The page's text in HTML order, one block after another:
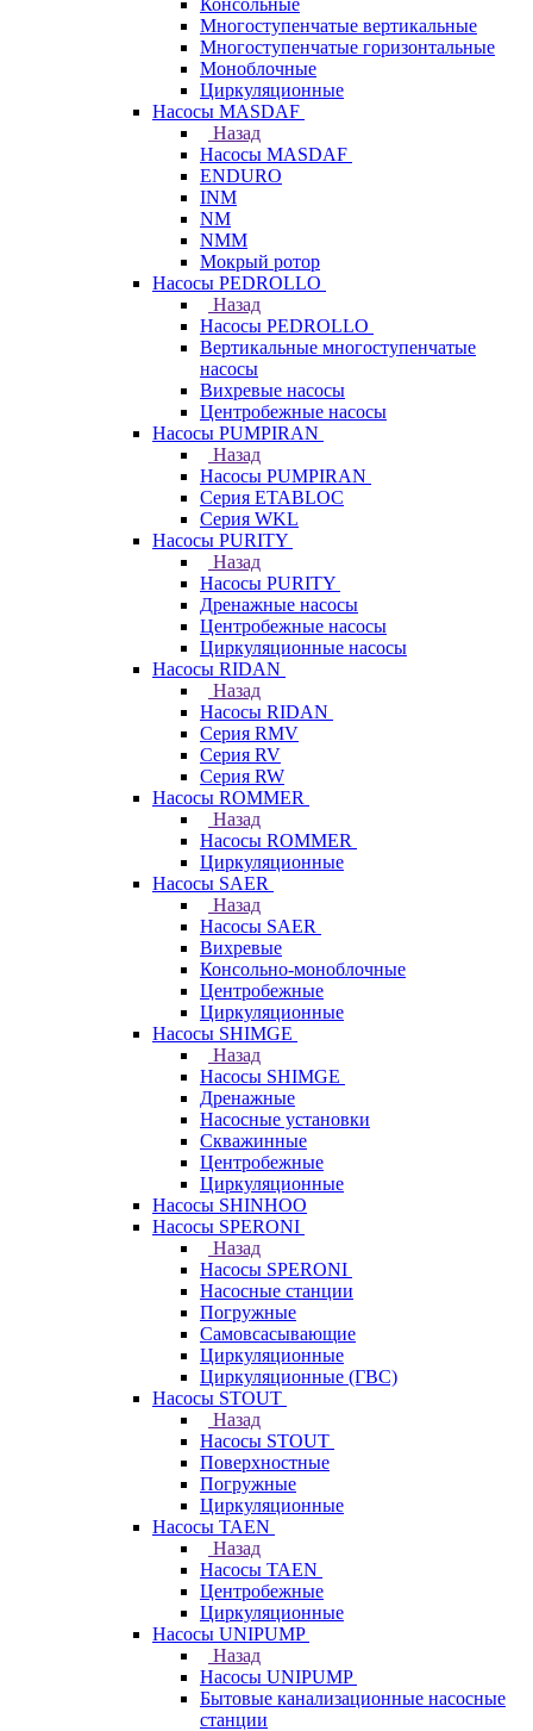
Консольные
Многоступенчатые вертикальные
Многоступенчатые горизонтальные
Моноблочные
Циркуляционные
Насосы MASDAF
Назад
Насосы MASDAF
ENDURO
INM
NM
NMM
Мокрый ротор
Насосы PEDROLLO
Назад
Насосы PEDROLLO
Вертикальные многоступенчатые
насосы
Вихревые насосы
Центробежные насосы
Насосы PUMPIRAN
Назад
Насосы PUMPIRAN
Серия ETABLOC
Серия WKL
Насосы PURITY
Назад
Насосы PURITY
Дренажные насосы
Центробежные насосы
Циркуляционные насосы
Насосы RIDAN
Назад
Насосы RIDAN
Серия RMV
Серия RV
Серия RW
Насосы ROMMER
Назад
Насосы ROMMER
Циркуляционные
Насосы SAER
Назад
Насосы SAER
Вихревые
Консольно-моноблочные
Центробежные
Циркуляционные
Насосы SHIMGE
Назад
Насосы SHIMGE
Дренажные
Насосные установки
Скважинные
Центробежные
Циркуляционные
Насосы SHINHOO
Насосы SPERONI
Назад
Насосы SPERONI
Насосные станции
Погружные
Самовсасывающие
Циркуляционные
Циркуляционные (ГВС)
Насосы STOUT
Назад
Насосы STOUT
Поверхностные
Погружные
Циркуляционные
Насосы TAEN
Назад
Насосы TAEN
Центробежные
Циркуляционные
Насосы UNIPUMP
Назад
Насосы UNIPUMP
Бытовые канализационные насосные
станции